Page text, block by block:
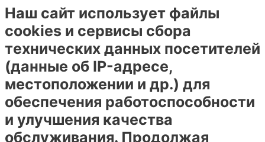
Наш сайт использует файлы
cookies и сервисы сбора
технических данных посетителей
(данные об IP-адресе,
местоположении и др.) для
обеспечения работоспособности
и улучшения качества
обслуживания. Продолжая